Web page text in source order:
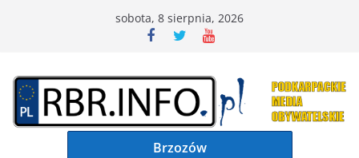
sobota, 8 sierpnia, 2026
Brzozów